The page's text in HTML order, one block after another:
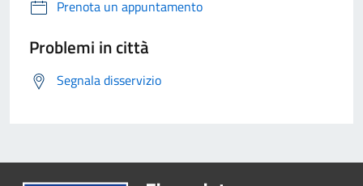
Prenota un appuntamento
Problemi in città
Segnala disservizio